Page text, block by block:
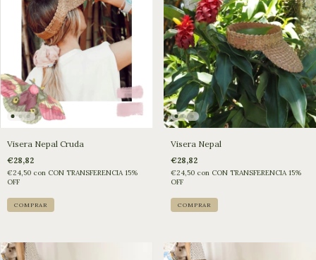
Visera Nepal Cruda
€28,82
€24,50 con CON TRANSFERENCIA 15%
OFF
Visera Nepal
€28,82
€24,50 con CON TRANSFERENCIA 15%
OFF